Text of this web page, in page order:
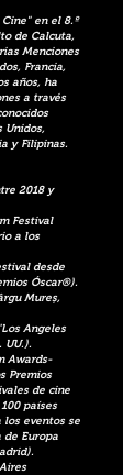
en el 8.º
de Calcuta,
Menciones
Francia,
años, ha
a través
Unidos,
y Filipinas.
2018 y
Festival
a los
desde
Óscar®).
Mureș,
Angeles
UU.).
Awards-
Premios
de cine
países
los eventos se
de Europa